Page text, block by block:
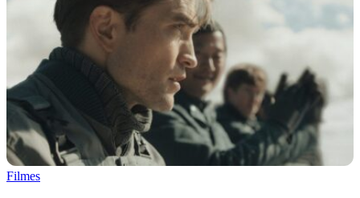
Filmes